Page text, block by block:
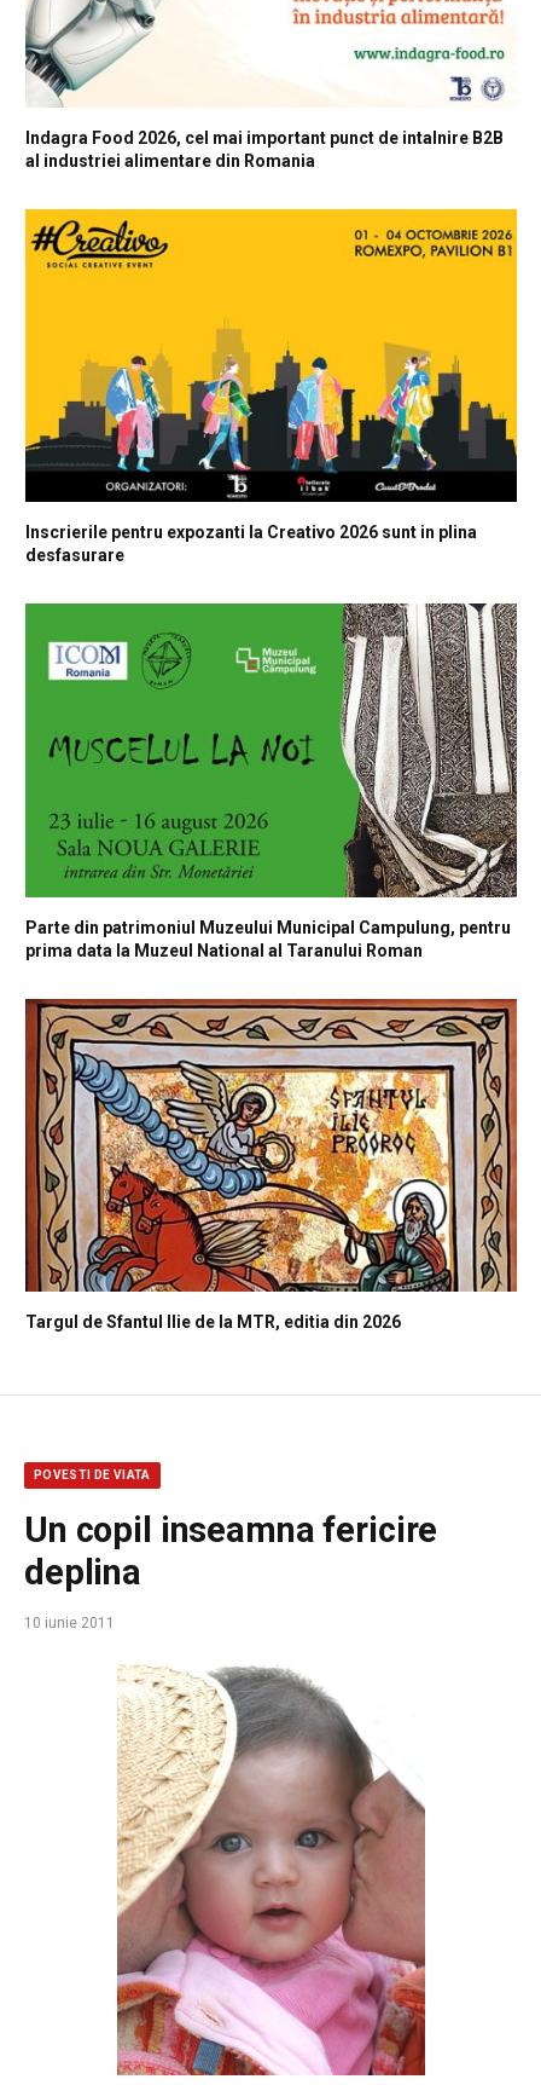
Indagra Food 2026, cel mai important punct de intalnire B2B
al industriei alimentare din Romania
Inscrierile pentru expozanti la Creativo 2026 sunt in plina
desfasurare
Parte din patrimoniul Muzeului Municipal Campulung, pentru
prima data la Muzeul National al Taranului Roman
Targul de Sfantul Ilie de la MTR, editia din 2026
POVESTI DE VIATA
Un copil inseamna fericire
deplina
10 iunie 2011